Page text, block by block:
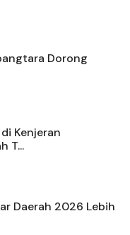
Dorong
Kenjeran
T...
Daerah 2026 Lebih